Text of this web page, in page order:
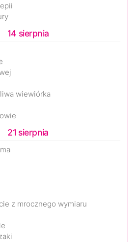
14 sierpnia
wiewiórka
21 sierpnia
z mrocznego wymiaru